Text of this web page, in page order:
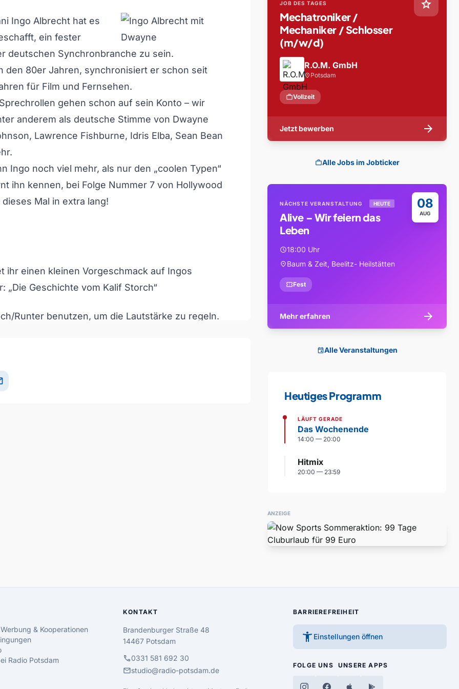
Ingo Albrecht hat es
ein fester
deutschen Synchronbranche zu sein.
den 80er Jahren, synchronisiert er schon seit
für Film und Fernsehen.
gehen schon auf sein Konto – wir
anderem als deutsche Stimme von Dwayne
Lawrence Fishburne, Idris Elba, Sean Bean
Ingo noch viel mehr, als nur den „coolen Typen“
ihn kennen, bei Folge Nummer 7 von Hollywood
Mal in extra lang!
Runter benutzen, um die Lautstärke zu regeln.
ihr einen kleinen Vorgeschmack auf Ingos
„Die Geschichte vom Kalif Storch“
star
JOB DES TAGES
Mechatroniker /
Mechaniker / Schlosser
(m/w/d)
R.O.M. GmbH
location_on Potsdam
workVollzeit
Jetzt bewerben arrow_forward
workAlle Jobs im Jobticker
08
AUG
NÄCHSTE VERANSTALTUNG HEUTE
Alive – Wir feiern das
Leben
schedule18:00 Uhr
location_onBaum & Zeit, Beelitz- Heilstätten
confirmation_numberFest
Mehr erfahren arrow_forward
eventAlle Veranstaltungen
Heutiges Programm
LÄUFT GERADE
Das Wochenende
14:00 — 20:00
Hitmix
20:00 — 23:59
ANZEIGE
& Kooperationen
Radio Potsdam
KONTAKT
Brandenburger Straße 48
14467 Potsdam
call0331 581 692 30
mailstudio@radio-potsdam.de
BARRIEREFREIHEIT
accessibility_new Einstellungen öffnen
FOLGE UNS UNSERE APPS